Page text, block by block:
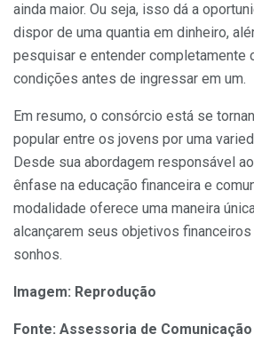
ainda maior. Ou seja, isso dá a
dispor de uma quantia em dinheiro,
pesquisar e entender completamente
condições antes de ingressar em um.
Em resumo, o consórcio está se
popular entre os jovens por uma
Desde sua abordagem responsável
ênfase na educação financeira e
modalidade oferece uma maneira
alcançarem seus objetivos
sonhos.
Imagem: Reprodução
Fonte: Assessoria de Comunicação